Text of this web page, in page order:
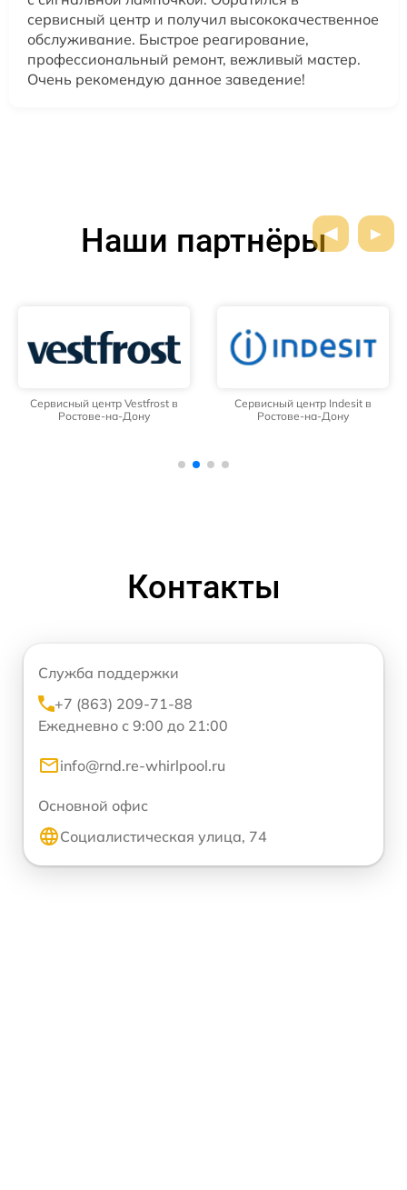
сервисный центр и получил высококачественное
обслуживание. Быстрое реагирование,
профессиональный ремонт, вежливый мастер.
Очень рекомендую данное заведение!
Наши партнёры
Сервисный центр Vestfrost в
Ростове-на-Дону
Сервисный центр Indesit в
Ростове-на-Дону
Контакты
Служба поддержки
+7 (863) 209-71-88
Ежедневно с 9:00 до 21:00
info@rnd.re-whirlpool.ru
Основной офис
Социалистическая улица, 74